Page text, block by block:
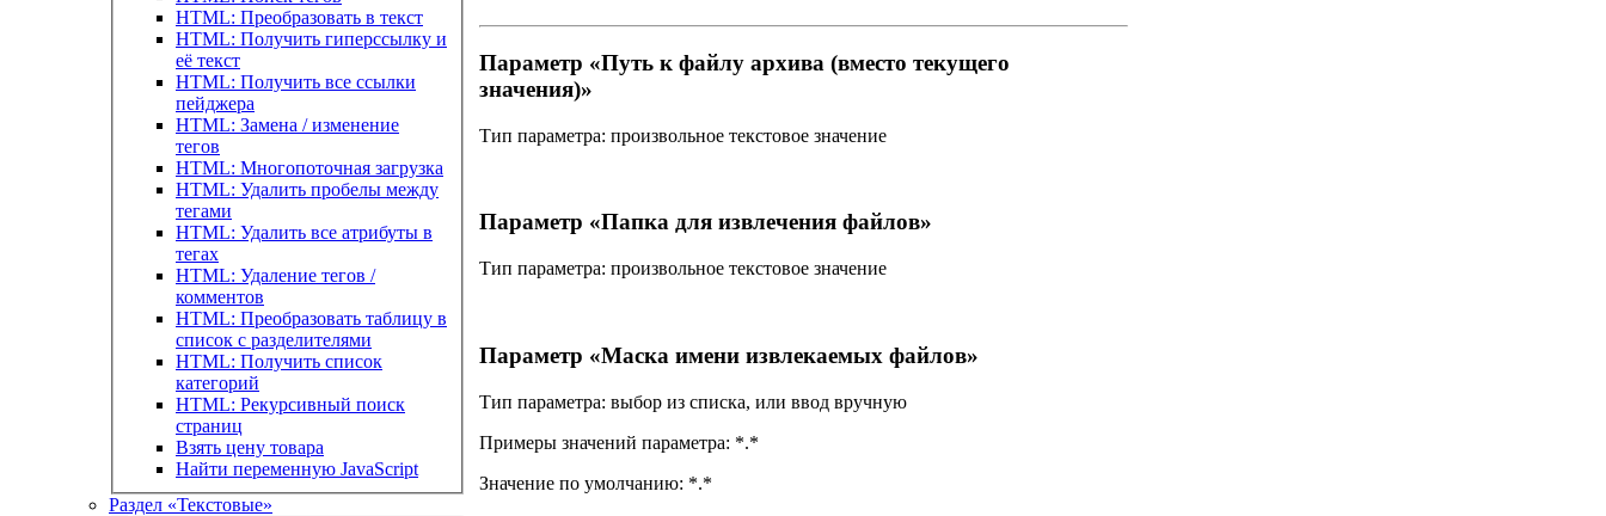
HTML: Преобразовать в текст
HTML: Получить гиперссылку и
её текст
HTML: Получить все ссылки
пейджера
HTML: Замена / изменение
тегов
HTML: Многопоточная загрузка
HTML: Удалить пробелы между
тегами
HTML: Удалить все атрибуты в
тегах
HTML: Удаление тегов /
комментов
HTML: Преобразовать таблицу в
список с разделителями
HTML: Получить список
категорий
HTML: Рекурсивный поиск
страниц
Взять цену товара
Найти переменную JavaScript
Раздел «Текстовые»
Параметр «Путь к файлу архива (вместо текущего
значения)»
Тип параметра: произвольное текстовое значение
Параметр «Папка для извлечения файлов»
Тип параметра: произвольное текстовое значение
Параметр «Маска имени извлекаемых файлов»
Тип параметра: выбор из списка, или ввод вручную
Примеры значений параметра: *.*
Значение по умолчанию: *.*